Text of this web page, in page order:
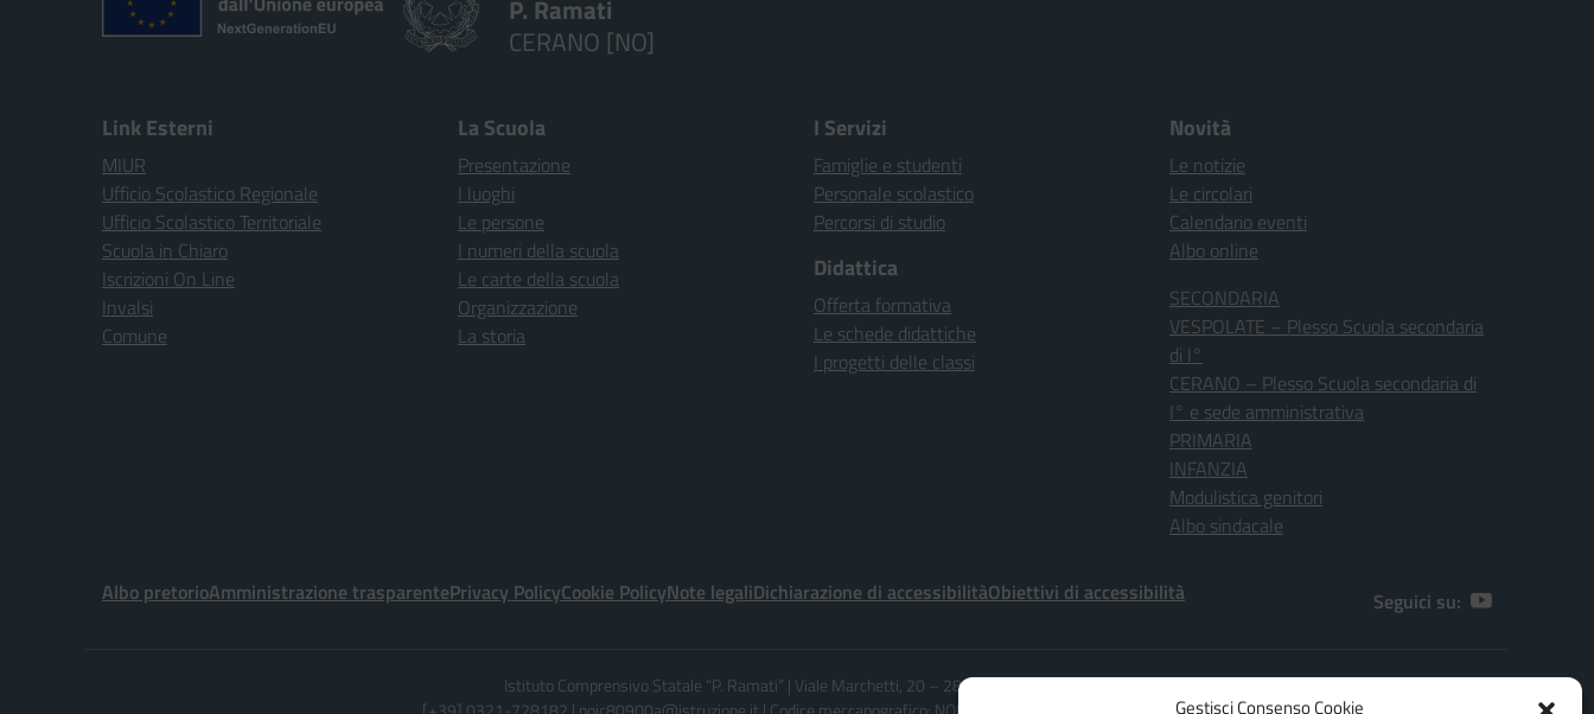
Gestisci Consenso Cookie
P. Ramati
CERANO [NO]
Link Esterni
MIUR
Ufficio Scolastico Regionale
Ufficio Scolastico Territoriale
Scuola in Chiaro
Iscrizioni On Line
Invalsi
Comune
La Scuola
Presentazione
I luoghi
Le persone
I numeri della scuola
Le carte della scuola
Organizzazione
La storia
I Servizi
Famiglie e studenti
Personale scolastico
Percorsi di studio
Didattica
Offerta formativa
Le schede didattiche
I progetti delle classi
Novità
Le notizie
Le circolari
Calendario eventi
Albo online
SECONDARIA
VESPOLATE – Plesso Scuola secondaria
di I°
CERANO – Plesso Scuola secondaria di
I° e sede amministrativa
PRIMARIA
INFANZIA
Modulistica genitori
Albo sindacale
Albo pretorioAmministrazione trasparentePrivacy PolicyCookie PolicyNote legaliDichiarazione di accessibilitàObiettivi di accessibilità Seguici su:
Istituto Comprensivo Statale “P. Ramati” | Viale Marchetti, 20 – 28065 CERANO [NO]